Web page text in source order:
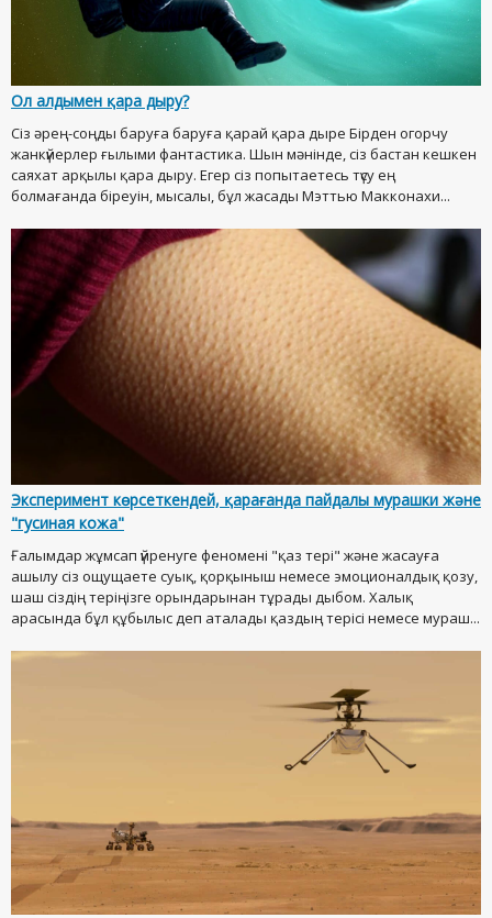
Ол алдымен қара дыру?
Сіз әрең-соңды баруға баруға қарай қара дыре Бірден огорчу
жанкүйерлер ғылыми фантастика. Шын мәнінде, сіз бастан кешкен
саяхат арқылы қара дыру. Егер сіз попытаетесь түсу ең
болмағанда біреуін, мысалы, бұл жасады Мэттью Макконахи...
Эксперимент көрсеткендей, қарағанда пайдалы мурашки және
"гусиная кожа"
Ғалымдар жұмсап үйренуге феномені "қаз тері" және жасауға
ашылу сіз ощущаете суық, қорқыныш немесе эмоционалдық қозу,
шаш сіздің теріңізге орындарынан тұрады дыбом. Халық
арасында бұл құбылыс деп аталады қаздың терісі немесе мураш...